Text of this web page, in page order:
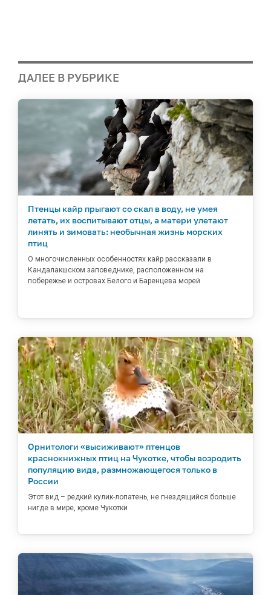
ДАЛЕЕ В РУБРИКЕ
Птенцы кайр прыгают со скал в воду, не умея
летать, их воспитывают отцы, а матери улетают
линять и зимовать: необычная жизнь морских
птиц
О многочисленных особенностях кайр рассказали в
Кандалакшском заповеднике, расположенном на
побережье и островах Белого и Баренцева морей
Орнитологи «высиживают» птенцов
краснокнижных птиц на Чукотке, чтобы возродить
популяцию вида, размножающегося только в
России
Этот вид – редкий кулик-лопатень, не гнездящийся больше
нигде в мире, кроме Чукотки